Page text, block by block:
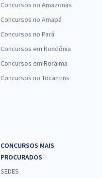
Concursos no Amazonas
Concursos no Amapá
Concursos no Pará
Concursos em Rondônia
Concursos em Roraima
Concursos no Tocantins
CONCURSOS MAIS
PROCURADOS
SEDES